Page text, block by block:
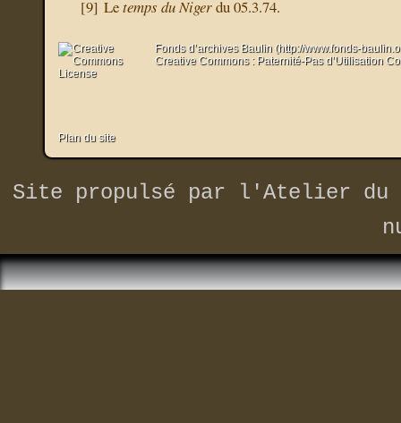
[9] Letemps du Nigerdu 05.3.74.
Fonds d’archives Baulin (http://www.fonds-
Creative Commons : Paternité-Pas d’Utilisation
Plan du site
Site propulsé par
l'Atelier du